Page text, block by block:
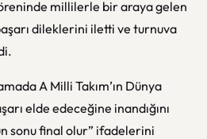
millilerle bir araya gelen
dileklerini iletti ve turnuva
A Milli Takım’ın Dünya
elde edeceğine inandığını
sonu final olur” ifadelerini